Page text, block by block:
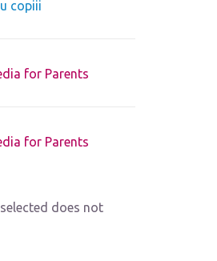
copiii
does not